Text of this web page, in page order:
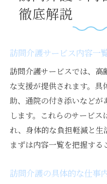
援内容
訪問介護のサー
介護訪問サービ
ント
訪問サービスで
解
介護訪問サービス申
介護訪問サービ
介護訪問サービ
徹底解説
訪問介護サービス内容一
訪問介護サービスでは、
な支援が提供されます。
助、通院の付き添いなど
します。これらのサービ
れ、身体的な負担軽減と生
まずは内容一覧を把握する
訪問介護の具体的な仕事